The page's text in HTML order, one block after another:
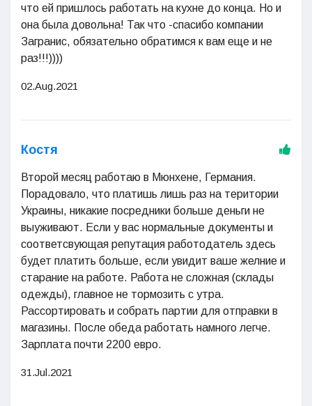
что ей пришлось работать на кухне до конца. Но и
она была довольна! Так что -спасибо компании
Загранис, обязательно обратимся к вам еще и не
раз!!!))))
02.Aug.2021
Костя
Второй месяц работаю в Мюнхене, Германия.
Порадовало, что платишь лишь раз на територии
Украины, никакие посредники больше деньги не
выуживают. Если у вас нормальные документы и
соответсвующая репутация работодатель здесь
будет платить больше, если увидит ваше желние и
старание на работе. Работа не сложная (склады
одежды), главное не тормозить с утра.
Рассортировать и собрать партии для отправки в
магазины. После обеда работать намного легче.
Зарплата почти 2200 евро.
31.Jul.2021